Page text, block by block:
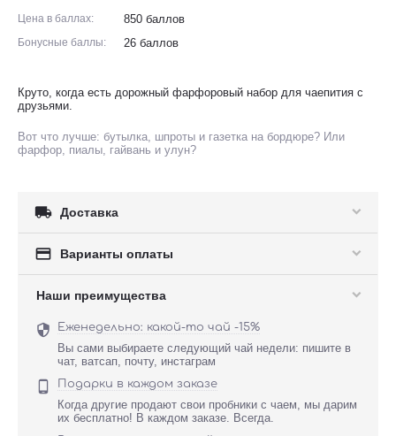
Цена в баллах: 850 баллов
Бонусные баллы: 26 баллов
Круто, когда есть дорожный фарфоровый набор для чаепития с
друзьями.
Вот что лучше: бутылка, шпроты и газетка на бордюре? Или
фарфор, пиалы, гайвань и улун?
 Доставка
 Варианты оплаты
Наши преимущества
 Еженедельно: какой-то чай -15%
Вы сами выбираете следующий чай недели: пишите в
чат, ватсап, почту, инстаграм
 Подарки в каждом заказе
Когда другие продают свои пробники с чаем, мы дарим
их бесплатно! В каждом заказе. Всегда.